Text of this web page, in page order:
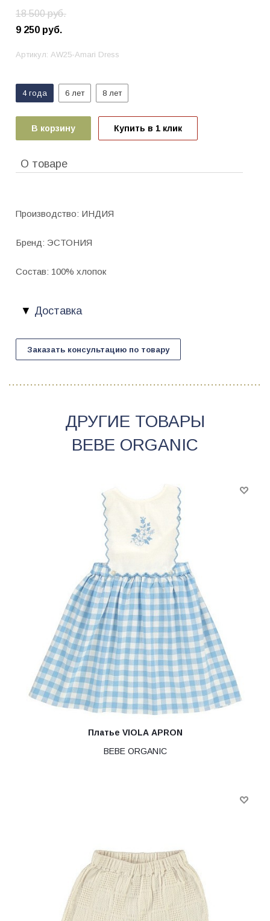
18 500руб.
9 250 руб.
Артикул: AW25-Amari Dress
4 года 6 лет 8 лет
В корзину Купить в 1 клик
О товаре
Производство: ИНДИЯ
Бренд: ЭСТОНИЯ
Состав: 100% хлопок
Доставка
Заказать консультацию по товару
ДРУГИЕ ТОВАРЫ
BEBE ORGANIC
Платье VIOLA APRON
BEBE ORGANIC